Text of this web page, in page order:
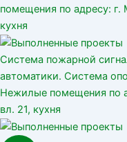
помещения по адресу: г.
кухня
Система пожарной
автоматики. Система
Нежилые помещения по
вл. 21, кухня